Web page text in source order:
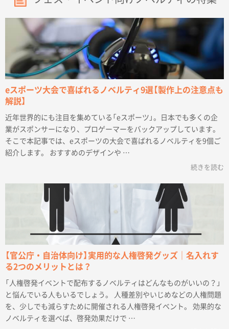
することもできます。
できる実用的なバッグです。その他に
のプロモーションアイテムとしても利用
できます。
eスポーツ大会で喜ばれるノベルティ9選【製作上の注意点も
解説】
近年世界的にも注目を集めている「eスポーツ」。日本でも多くの企
業がスポンサーになり、プロゲーマーをバックアップしています。
そこで本記事では、eスポーツの大会で喜ばれるノベルティを9個ご
紹介します。 おすすめのデザインや …
続きを読む
【官公庁・自治体向け】実用的な人権啓発グッズ｜名入れす
る2つのメリットとは？
「人権啓発イベントで配布するノベルティはどんなものがいいの？」
と悩んでいる人もいるでしょう。 人種差別やいじめなどの人権問題
を、少しでも減らすために開催される人権啓発イベント。 効果的な
ノベルティを選べば、啓発効果だけで …